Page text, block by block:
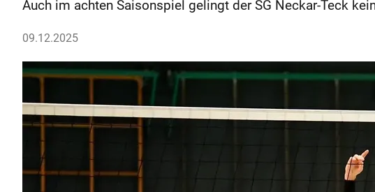
Auch im achten Saisonspiel gelingt der SG Neckar-Teck
09.12.2025